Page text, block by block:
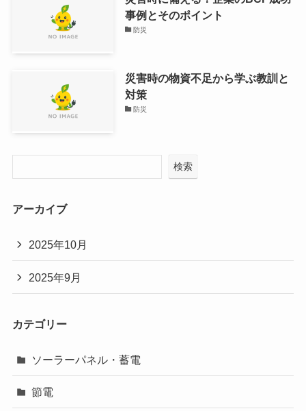
事例とそのポイント
防災
災害時の物資不足から学ぶ教訓と
対策
防災
検索
アーカイブ
2025年10月
2025年9月
カテゴリー
ソーラーパネル・蓄電
節電